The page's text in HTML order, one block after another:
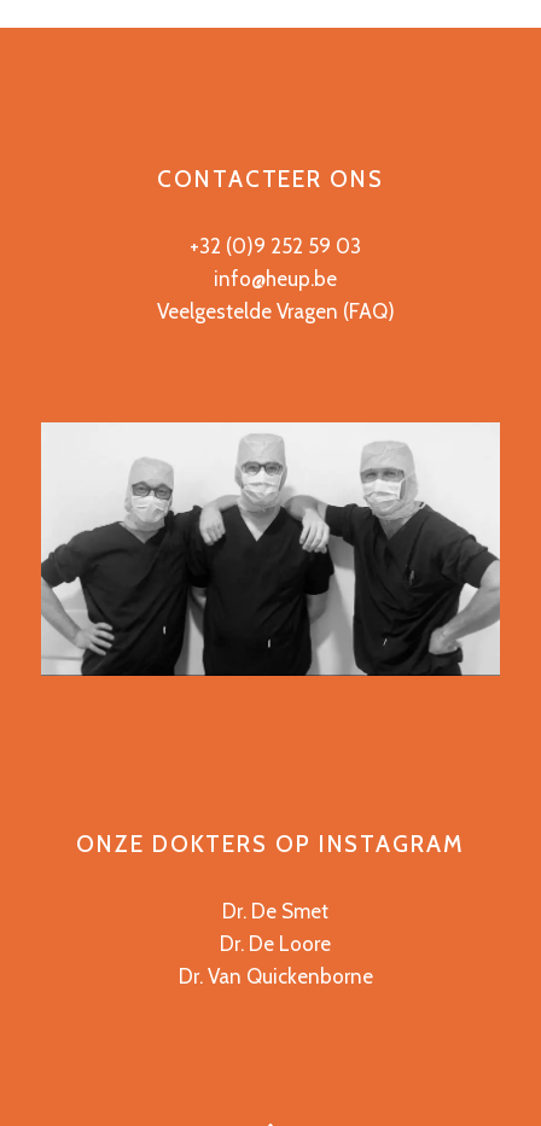
CONTACTEER ONS
+32 (0)9 252 59 03
info@heup.be
Veelgestelde Vragen (FAQ)
ONZE DOKTERS OP INSTAGRAM
Dr. De Smet
Dr. De Loore
Dr. Van Quickenborne